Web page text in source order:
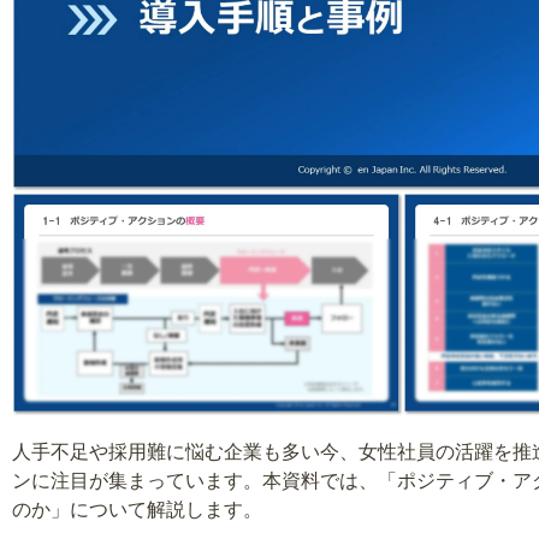
人手不足や採用難に悩む企業も多い今、女性社員の活躍を
ンに注目が集まっています。本資料では、「ポジティブ・
のか」について解説します。